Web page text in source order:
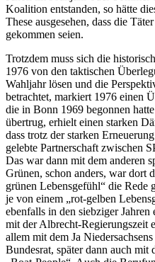
Koalition entstanden, so hätte
These ausgesehen, dass die
gekommen seien.
Trotzdem muss sich die
1976 von den taktischen
Wahljahr lösen und die
betrachtet, markiert 1976 einen
die in Bonn 1969 begonnen
übertrug, erhielt einen starken
dass trotz der starken
gelebte Partnerschaft zwischen
Das war dann mit dem anderen
Grünen, schon anders, war dort
grünen Lebensgefühl“ die Rede
je von einem „rot-gelben
ebenfalls in den siebziger
mit der Albrecht-Regierungszeit
allem mit dem Ja
Bundesrat, später dann auch mit